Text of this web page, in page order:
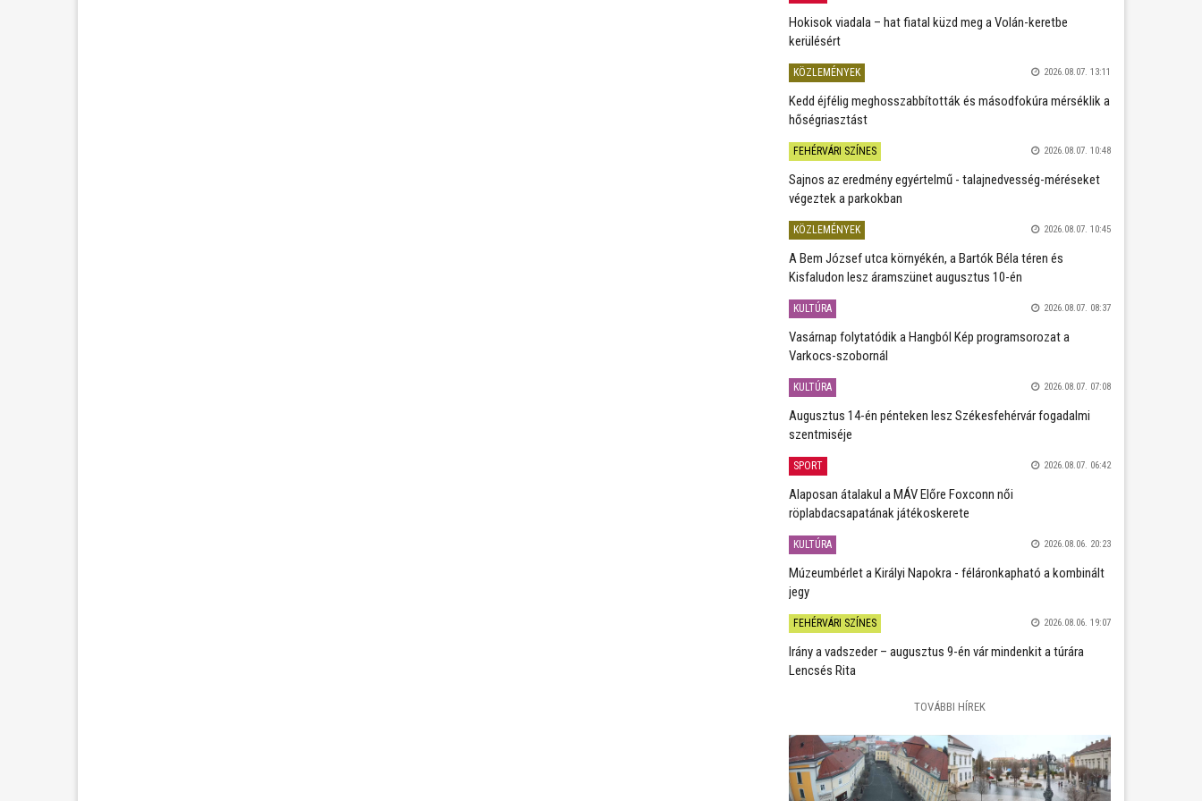
Hokisok viadala – hat fiatal küzd meg a Volán-keretbe
kerülésért
KÖZLEMÉNYEK 2026.08.07. 13:11
Kedd éjfélig meghosszabbították és másodfokúra mérséklik a
hőségriasztást
FEHÉRVÁRI SZÍNES 2026.08.07. 10:48
Sajnos az eredmény egyértelmű - talajnedvesség-méréseket
végeztek a parkokban
KÖZLEMÉNYEK 2026.08.07. 10:45
A Bem József utca környékén, a Bartók Béla téren és
Kisfaludon lesz áramszünet augusztus 10-én
KULTÚRA 2026.08.07. 08:37
Vasárnap folytatódik a Hangból Kép programsorozat a
Varkocs-szobornál
KULTÚRA 2026.08.07. 07:08
Augusztus 14-én pénteken lesz Székesfehérvár fogadalmi
szentmiséje
SPORT 2026.08.07. 06:42
Alaposan átalakul a MÁV Előre Foxconn női
röplabdacsapatának játékoskerete
KULTÚRA 2026.08.06. 20:23
Múzeumbérlet a Királyi Napokra - féláronkapható a kombinált
jegy
FEHÉRVÁRI SZÍNES 2026.08.06. 19:07
Irány a vadszeder – augusztus 9-én vár mindenkit a túrára
Lencsés Rita
TOVÁBBI HÍREK